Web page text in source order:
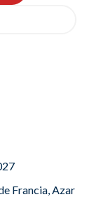
Francia, Azar